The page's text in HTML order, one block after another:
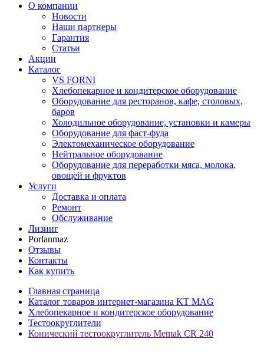
О компании
Новости
Наши партнеры
Гарантия
Статьи
Акции
Каталог
VS FORNI
Хлебопекарное и кондитерское оборудование
Оборудование для ресторанов, кафе, столовых,
баров
Холодильное оборудование, установки и камеры
Оборудование для фаст-фуда
Электомеханическое оборудование
Нейтральное оборудование
Оборудование для переработки мяса, молока,
овощей и фруктов
Услуги
Доставка и оплата
Ремонт
Обслуживание
Лизинг
Porlanmaz
Отзывы
Контакты
Как купить
Главная страница
Каталог товаров интернет-магазина KT MAG
Хлебопекарное и кондитерское оборудование
Тестоокруглители
Конический тестоокруглитель Memak CR 240